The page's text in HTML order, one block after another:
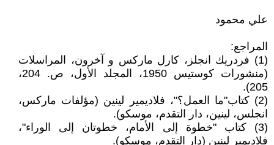
علي محمود
المراجع:
(1) فردريك انجلز، كارل ماركس و آخرون، المراسلات
(منشورات كوستيس 1950، المجلد الأول، ص. 204،
205).
(2) كتاب"ما العمل؟"، فلاديمير لينين (مؤلفات ماركس،
انجلس، لينين، دار التقدم، موسكو).
(3) كتاب "خطوة إلى الأمام، خطوتان إلى الوراء"،
فلاديمير لينين (دار التقدم، موسكو).